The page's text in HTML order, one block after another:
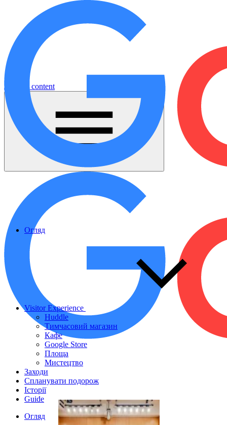
Jump to content
Огляд
Visitor Experience
Huddle
Тимчасовий магазин
Кафе
Google Store
Площа
Мистецтво
Заходи
Спланувати подорож
Історії
Guide
Огляд